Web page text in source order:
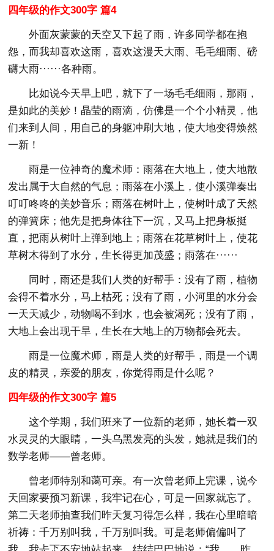
四年级的作文300字 篇4
外面灰蒙蒙的天空又下起了雨，许多同学都在抱
怨，而我却喜欢这雨，喜欢这漫天大雨、毛毛细雨、磅
礴大雨······各种雨。
比如说今天早上吧，就下了一场毛毛细雨，那雨，
是如此的美妙！晶莹的雨滴，仿佛是一个个小精灵，他
们来到人间，用自己的身躯冲刷大地，使大地变得焕然
一新！
雨是一位神奇的魔术师：雨落在大地上，使大地散
发出属于大自然的气息；雨落在小溪上，使小溪弹奏出
叮叮咚咚的美妙音乐；雨落在树叶上，使树叶成了天然
的弹簧床；他先是把身体往下一沉，又马上把身板挺
直，把雨从树叶上弹到地上；雨落在花草树叶上，使花
草树木得到了水分，生长得更加茂盛；雨落在······
同时，雨还是我们人类的好帮手：没有了雨，植物
会得不着水分，马上枯死；没有了雨，小河里的水分会
一天天减少，动物喝不到水，也会被渴死；没有了雨，
大地上会出现干旱，生长在大地上的万物都会死去。
雨是一位魔术师，雨是人类的好帮手，雨是一个调
皮的精灵，亲爱的朋友，你觉得雨是什么呢？
四年级的作文300字 篇5
这个学期，我们班来了一位新的老师，她长着一双
水灵灵的大眼睛，一头乌黑发亮的头发，她就是我们的
数学老师——曾老师。
曾老师特别和蔼可亲。有一次曾老师上完课，说今
天回家要预习新课，我牢记在心，可是一回家就忘了。
第二天老师抽查我们昨天复习得怎么样，我在心里暗暗
祈祷：千万别叫我，千万别叫我。可是老师偏偏叫了